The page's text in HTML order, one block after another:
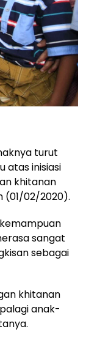
turut
atas inisiasi
khitanan
(01/02/2020).
sangat
sebagai
khitanan
anak-